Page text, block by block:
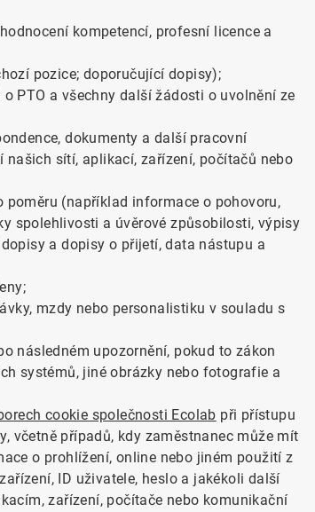
kompetencí, profesní licence a
pozice; doporučující dopisy);
PTO a všechny další žádosti o uvolnění ze
dokumenty a další pracovní
našich sítí, aplikací, zařízení, počítačů nebo
(například informace o pohovoru,
spolehlivosti a úvěrové způsobilosti, výpisy
a dopisy o přijetí, data nástupu a
mzdy nebo personalistiku v souladu s
následném upozornění, pokud to zákon
systémů, jiné obrázky nebo fotografie a
cookie společnosti Ecolab při přístupu
včetně případů, kdy zaměstnanec může mít
o prohlížení, online nebo jiném použití z
ID uživatele, heslo a jakékoli další
zařízení, počítače nebo komunikační